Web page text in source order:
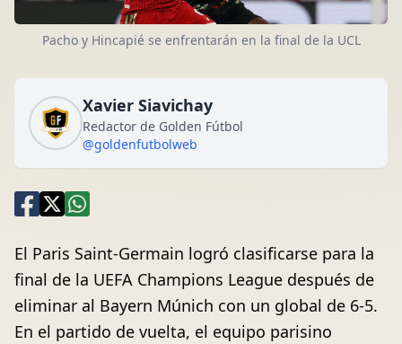
Pacho y Hincapié se enfrentarán en la final de la UCL
Xavier Siavichay
Redactor de Golden Fútbol
@goldenfutbolweb
El Paris Saint-Germain logró clasificarse para la
final de la UEFA Champions League después de
eliminar al Bayern Múnich con un global de 6-5.
En el partido de vuelta, el equipo parisino